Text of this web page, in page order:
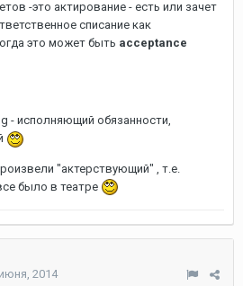
-это актирование - есть или зачет
списание как
это может быть acceptance
- исполняющий обязанности,
"актерствующий" , т.е.
было в театре
2014